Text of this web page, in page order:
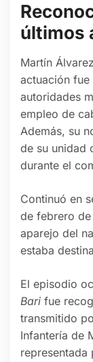
últimos
Martín
actuación
autoridades
empleo de
Además, su
de su unidad
durante el
Continuó en
de febrero de
aparejo del
estaba
El episodio
Bari fue
transmitido
Infantería de
representada